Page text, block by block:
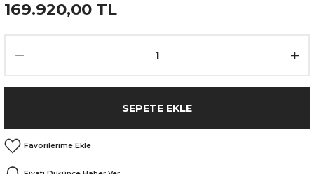
169.920,00 TL
SEPETE EKLE